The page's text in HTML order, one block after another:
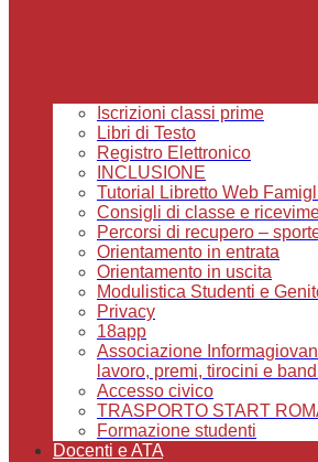
Iscrizioni classi prime
Libri di Testo
Registro Elettronico
INCLUSIONE
Tutorial Libretto Web
Consigli di classe e
Percorsi di recupero –
Orientamento in entrata
Orientamento in uscita
Modulistica Studenti e
Privacy
18app
Associazione
lavoro, premi, tirocini e
Accesso civico
TRASPORTO START
Formazione studenti
Docenti e ATA